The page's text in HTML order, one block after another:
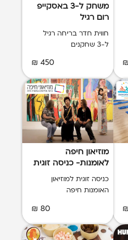
משחק ל-3 באסקייפ
רום רגיל
חווית חדר בריחה רגיל
ל-3 שחקנים
450 ₪
מוזיאון חיפה
לאומנות- כניסה זוגית
כניסה זוגית למוזיאון
האומנות חיפה
80 ₪